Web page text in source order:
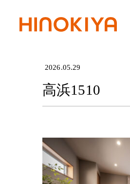
2026.05.29
高浜1510